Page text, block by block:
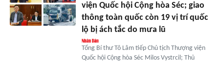
viện Quốc hội Cộng hòa Séc; giao
thông toàn quốc còn 19 vị trí quốc
lộ bị ách tắc do mưa lũ
Tổng Bí thư Tô Lâm tiếp Chủ tịch Thượng viện
Quốc hội Cộng hòa Séc Milos Vystrcil; Thủ